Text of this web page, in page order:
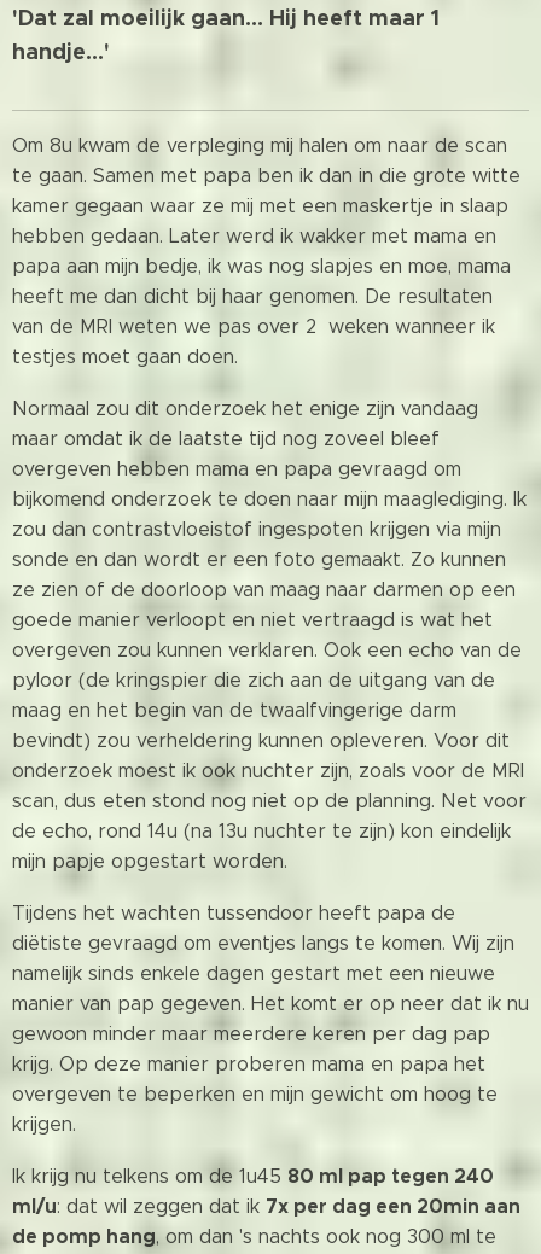
'Dat zal moeilijk gaan... Hij heeft maar 1
handje...'
Om 8u kwam de verpleging mij halen om naar de scan
te gaan. Samen met papa ben ik dan in die grote witte
kamer gegaan waar ze mij met een maskertje in slaap
hebben gedaan. Later werd ik wakker met mama en
papa aan mijn bedje, ik was nog slapjes en moe, mama
heeft me dan dicht bij haar genomen. De resultaten
van de MRI weten we pas over 2 weken wanneer ik
testjes moet gaan doen.
Normaal zou dit onderzoek het enige zijn vandaag
maar omdat ik de laatste tijd nog zoveel bleef
overgeven hebben mama en papa gevraagd om
bijkomend onderzoek te doen naar mijn maaglediging. Ik
zou dan contrastvloeistof ingespoten krijgen via mijn
sonde en dan wordt er een foto gemaakt. Zo kunnen
ze zien of de doorloop van maag naar darmen op een
goede manier verloopt en niet vertraagd is wat het
overgeven zou kunnen verklaren. Ook een echo van de
pyloor (de kringspier die zich aan de uitgang van de
maag en het begin van de twaalfvingerige darm
bevindt) zou verheldering kunnen opleveren. Voor dit
onderzoek moest ik ook nuchter zijn, zoals voor de MRI
scan, dus eten stond nog niet op de planning. Net voor
de echo, rond 14u (na 13u nuchter te zijn) kon eindelijk
mijn papje opgestart worden.
Tijdens het wachten tussendoor heeft papa de
diëtiste gevraagd om eventjes langs te komen. Wij zijn
namelijk sinds enkele dagen gestart met een nieuwe
manier van pap gegeven. Het komt er op neer dat ik nu
gewoon minder maar meerdere keren per dag pap
krijg. Op deze manier proberen mama en papa het
overgeven te beperken en mijn gewicht om hoog te
krijgen.
Ik krijg nu telkens om de 1u45 80 ml pap tegen 240
ml/u: dat wil zeggen dat ik 7x per dag een 20min aan
de pomp hang, om dan 's nachts ook nog 300 ml te